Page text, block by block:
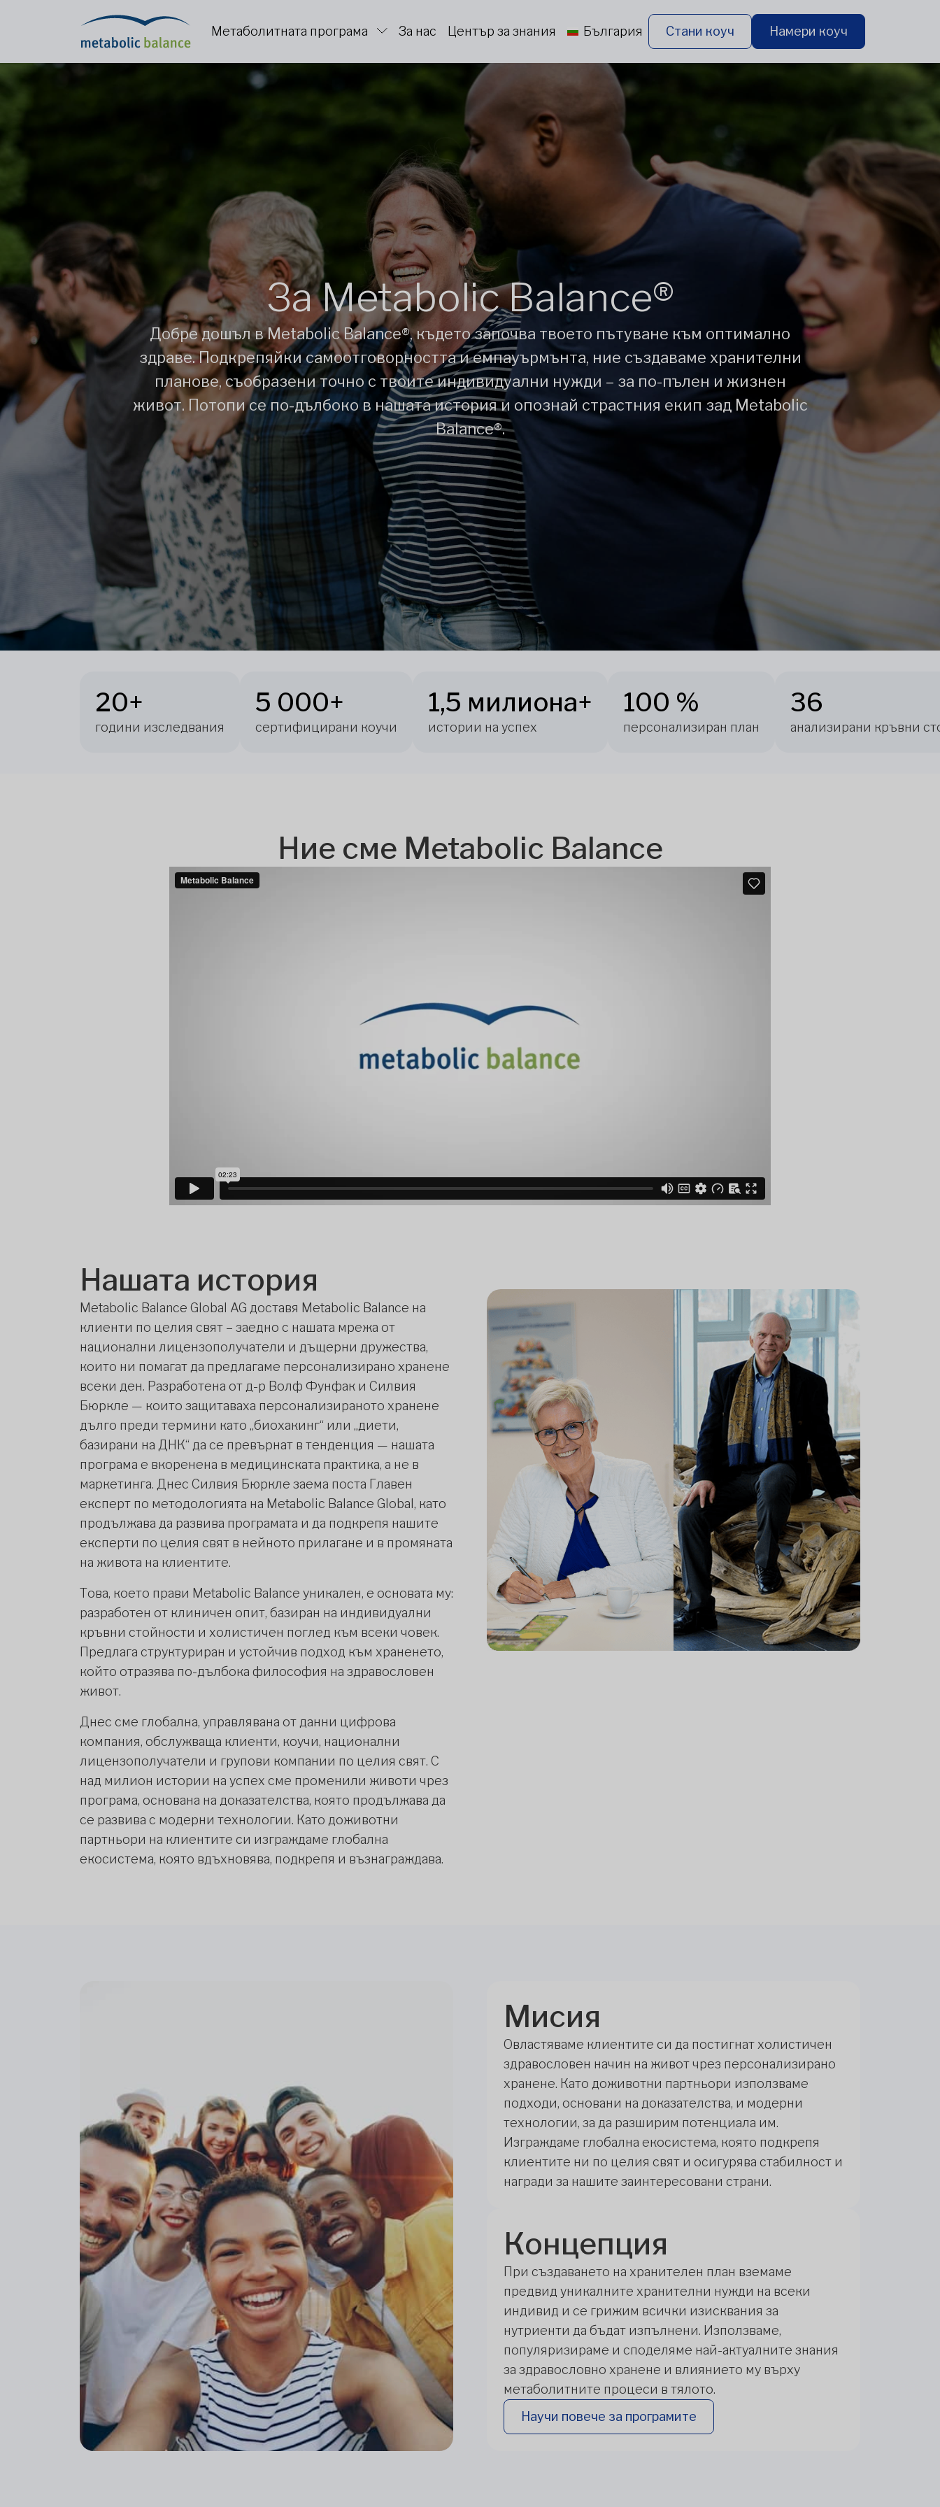
Метаболитната програма За нас Център за знания България Стани коуч Намери коуч
За Metabolic Balance®
Добре дошъл в Metabolic Balance®, където започва твоето пътуване към оптимално
здраве. Подкрепяйки самоотговорността и емпауърмънта, ние създаваме хранителни
планове, съобразени точно с твоите индивидуални нужди – за по-пълен и жизнен
живот. Потопи се по-дълбоко в нашата история и опознай страстния екип зад Metabolic
Balance®.
20+
години изследвания
5 000+
сертифицирани коучи
1,5 милиона+
истории на успех
100 %
персонализиран план
36
анализирани кръвни
Ние сме Metabolic Balance
Нашата история
Metabolic Balance Global AG доставя Metabolic Balance на
клиенти по целия свят – заедно с нашата мрежа от
национални лицензополучатели и дъщерни дружества,
които ни помагат да предлагаме персонализирано хранене
всеки ден. Разработена от д-р Волф Фунфак и Силвия
Бюркле — които защитаваха персонализираното хранене
дълго преди термини като „биохакинг“ или „диети,
базирани на ДНК“ да се превърнат в тенденция — нашата
програма е вкоренена в медицинската практика, а не в
маркетинга. Днес Силвия Бюркле заема поста Главен
експерт по методологията на Metabolic Balance Global, като
продължава да развива програмата и да подкрепя нашите
експерти по целия свят в нейното прилагане и в промяната
на живота на клиентите.
Това, което прави Metabolic Balance уникален, е основата му:
разработен от клиничен опит, базиран на индивидуални
кръвни стойности и холистичен поглед към всеки човек.
Предлага структуриран и устойчив подход към храненето,
който отразява по-дълбока философия на здравословен
живот.
Днес сме глобална, управлявана от данни цифрова
компания, обслужваща клиенти, коучи, национални
лицензополучатели и групови компании по целия свят. С
над милион истории на успех сме променили животи чрез
програма, основана на доказателства, която продължава да
се развива с модерни технологии. Като доживотни
партньори на клиентите си изграждаме глобална
екосистема, която вдъхновява, подкрепя и възнаграждава.
Мисия
Овластяваме клиентите си да постигнат холистичен
здравословен начин на живот чрез персонализирано
хранене. Като доживотни партньори използваме
подходи, основани на доказателства, и модерни
технологии, за да разширим потенциала им.
Изграждаме глобална екосистема, която подкрепя
клиентите ни по целия свят и осигурява стабилност и
награди за нашите заинтересовани страни.
Концепция
При създаването на хранителен план вземаме
предвид уникалните хранителни нужди на всеки
индивид и се грижим всички изисквания за
нутриенти да бъдат изпълнени. Използваме,
популяризираме и споделяме най-актуалните знания
за здравословно хранене и влиянието му върху
метаболитните процеси в тялото.
Научи повече за програмите